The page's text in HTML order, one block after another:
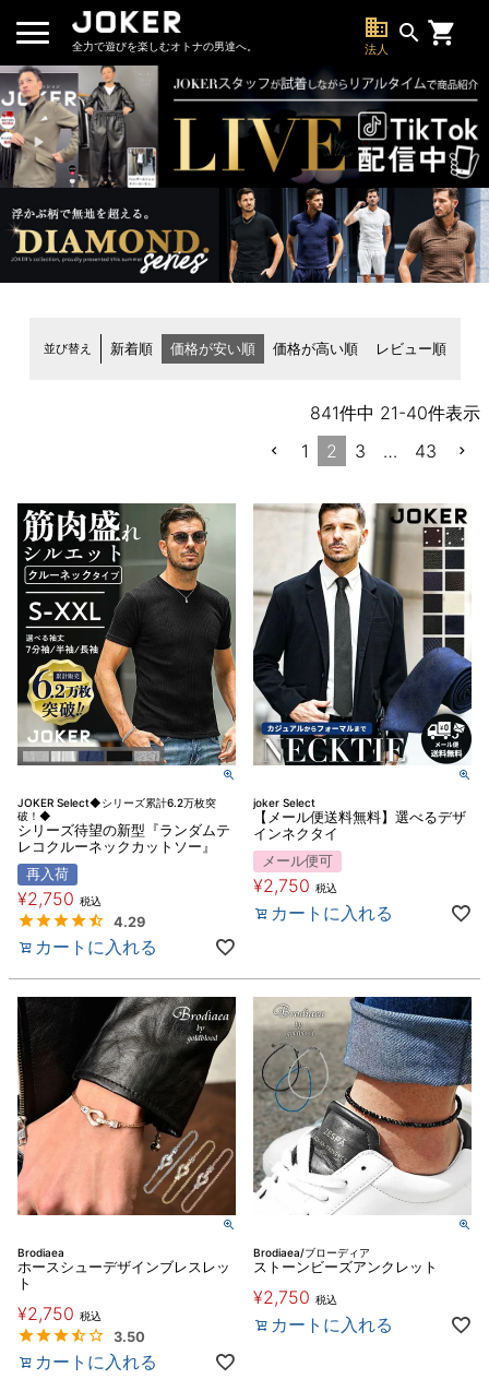
全力で遊びを楽しむオトナの男達へ。
business
法人
search
並び替え 新着順 価格が安い順 価格が高い順 レビュー順
841件中 21-40件表示
1
2 3 … 43
JOKER Select◆シリーズ累計6.2万枚突
破！◆
シリーズ待望の新型『ランダムテ
レコクルーネックカットソー』
再入荷
¥2,750 税込
4.29
カートに入れる
joker Select
【メール便送料無料】選べるデザ
インネクタイ
メール便可
¥2,750 税込
カートに入れる
Brodiaea
ホースシューデザインブレスレッ
ト
¥2,750 税込
3.50
カートに入れる
Brodiaea/ブローディア
ストーンビーズアンクレット
¥2,750 税込
カートに入れる